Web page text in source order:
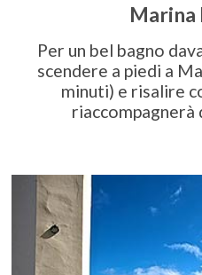
Marina
Per un bel bagno
scendere a piedi a
minuti) e risalire
riaccompagnerà